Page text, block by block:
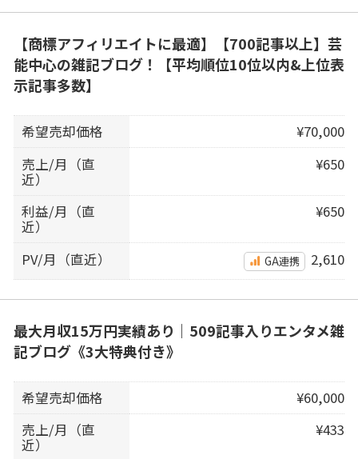
【商標アフィリエイトに最適】【700記事以上】芸
能中心の雑記ブログ！【平均順位10位以内&上位表
示記事多数】
希望売却価格
¥70,000
売上/月（直
近）
¥650
利益/月（直
近）
¥650
PV/月（直近） GA連携 2,610
最大月収15万円実績あり｜509記事入りエンタメ雑
記ブログ《3大特典付き》
希望売却価格
¥60,000
売上/月（直
近）
¥433